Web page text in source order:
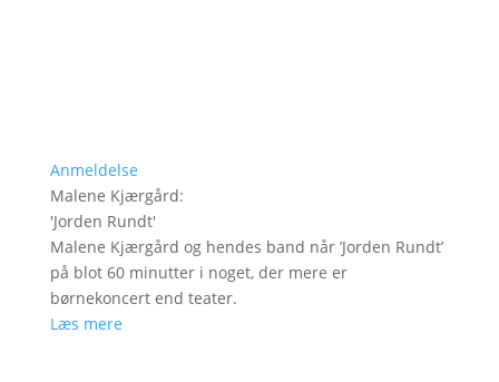
Anmeldelse
Malene Kjærgård:
'Jorden Rundt'
Malene Kjærgård og hendes band når ’Jorden Rundt’
på blot 60 minutter i noget, der mere er
børnekoncert end teater.
Læs mere